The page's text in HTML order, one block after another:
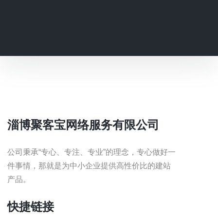
淄博聚客宝网络服务有限公司
公司秉承“专心、专注、专业”的理念，专心做好一
件事情，那就是为中小企业提供高性价比的建站
产品。
快捷链接